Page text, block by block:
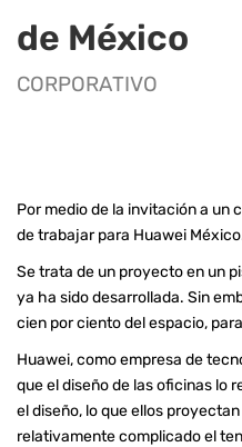
de México
CORPORATIVO
Por medio de la invitación a un
de trabajar para Huawei
Se trata de un proyecto en un
ya ha sido desarrollada. Sin
cien por ciento del espacio,
Huawei, como empresa de
que el diseño de las oficinas lo
el diseño, lo que ellos
relativamente complicado el